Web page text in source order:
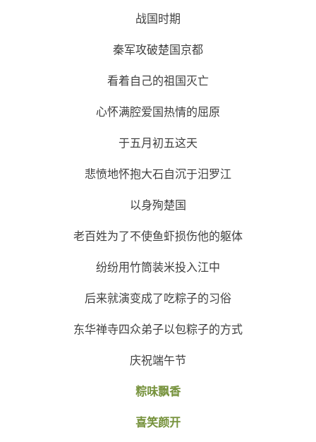
战国时期
秦军攻破楚国京都
看着自己的祖国灭亡
心怀满腔爱国热情的屈原
于五月初五这天
悲愤地怀抱大石自沉于汨罗江
以身殉楚国
老百姓为了不使鱼虾损伤他的躯体
纷纷用竹筒装米投入江中
后来就演变成了吃粽子的习俗
东华禅寺四众弟子以包粽子的方式
庆祝端午节
粽味飘香
喜笑颜开